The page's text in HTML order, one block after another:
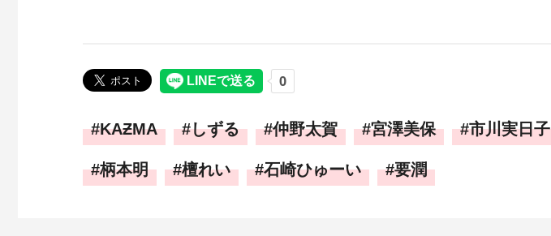
KAƵMA しずる 仲野太賀 宮澤美保 市川実日子
柄本明 檀れい 石崎ひゅーい 要潤